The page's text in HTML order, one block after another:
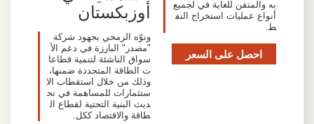
به والمتقن للغاية في لجميع
أنواع عمليات استخراج النف
ط.
احصل على السعر
أوزبكستان
ونوّه الرمحي بجهود شركة
"مصدر" البارزة في دعم الأ
سواق الناشئة لتنمية قطاعا
ت الطاقة المتجددة ضمنها،
وذلك من خلال استقطاب الا
ستثمارات للمساهمة في تح
ديث البنية التحتية لقطاع ال
طاقة والاقتصاد ككل.